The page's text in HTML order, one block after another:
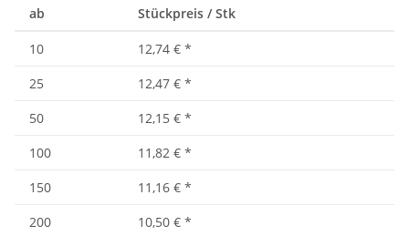
ab Stückpreis / Stk
10 12,74 € *
25
12,47 € *
50
12,15 € *
100
11,82 € *
150
11,16 € *
200
10,50 € *